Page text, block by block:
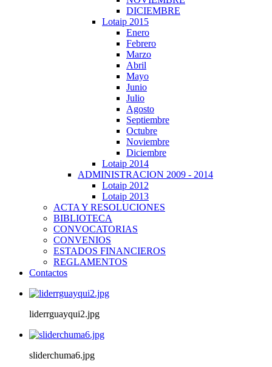
DICIEMBRE
Lotaip 2015
Enero
Febrero
Marzo
Abril
Mayo
Junio
Julio
Agosto
Septiembre
Octubre
Noviembre
Diciembre
Lotaip 2014
ADMINISTRACION 2009 - 2014
Lotaip 2012
Lotaip 2013
ACTA Y RESOLUCIONES
BIBLIOTECA
CONVOCATORIAS
CONVENIOS
ESTADOS FINANCIEROS
REGLAMENTOS
Contactos
liderrguayqui2.jpg
sliderchuma6.jpg